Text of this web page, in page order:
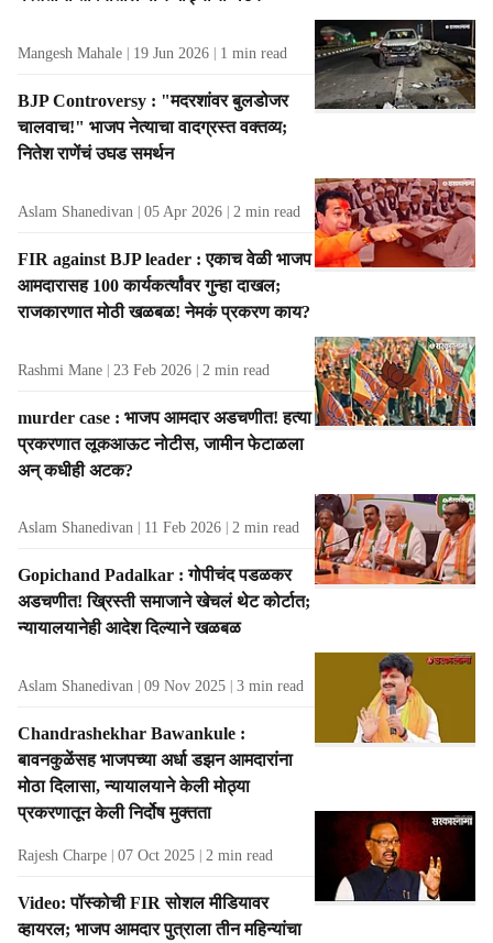
Mangesh Mahale 19 Jun 2026 1 min read
BJP Controversy : "मदरशांवर बुलडोजर
चालवाच!" भाजप नेत्याचा वादग्रस्त वक्तव्य;
नितेश राणेंचं उघड समर्थन
Aslam Shanedivan 05 Apr 2026 2 min read
FIR against BJP leader : एकाच वेळी भाजप
आमदारासह 100 कार्यकर्त्यांवर गुन्हा दाखल;
राजकारणात मोठी खळबळ! नेमकं प्रकरण काय?
Rashmi Mane 23 Feb 2026 2 min read
murder case : भाजप आमदार अडचणीत! हत्या
प्रकरणात लूकआऊट नोटीस, जामीन फेटाळला
अन् कधीही अटक?
Aslam Shanedivan 11 Feb 2026 2 min read
Gopichand Padalkar : गोपीचंद पडळकर
अडचणीत! ख्रिस्ती समाजाने खेचलं थेट कोर्टात;
न्यायालयानेही आदेश दिल्याने खळबळ
Aslam Shanedivan 09 Nov 2025 3 min read
Chandrashekhar Bawankule :
बावनकुळेंसह भाजपच्या अर्धा डझन आमदारांना
मोठा दिलासा, न्यायालयाने केली मोठ्या
प्रकरणातून केली निर्दोष मुक्तता
Rajesh Charpe 07 Oct 2025 2 min read
Video: पॉस्कोची FIR सोशल मीडियावर
व्हायरल; भाजप आमदार पुत्राला तीन महिन्यांचा